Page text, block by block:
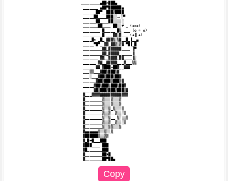
_________▄██✿███▄
_______ ▄██▀██████▄
______██▀__███▒████
_____██____███░░ٮ░▀
______██____██░░░░░
_______██____ ██░░♥ _ (❀✿❀)
________ █_____ █▒ ___ (✿ ☼ ✿)
_________█ ___▓▓░▓___ (❀▐ ❀)
____█❀ _█_ ▓▓▓▒░▒▓__█_▐__▄
_____▀█▀_ ▓▓_▓▓▒░▒▓ ▀█▐_█
_________▓▓_▓▓▓▓▓▓____ ▐▀
_________▓▓_▓▓▓▓▓______▐
_______ ▓▓__▓▓▓▓_▓▓____▐░
______ ▓▓__▓▓▓▓▓___▓___▒▒
_____ ▓▓_▓███❋██▓__▓▓▓
___▒▒___▓██▒███▒▓
___░___▓██▒███▒██▓
______▓██▒███▒███▒▓
_____▓██▒███▒███▒██▓
_____▓█▒███▒███▒███▒▓
▓___▓▓▓▓▓▓▓▓▓▓▓▓▓▓▓▓▓
▓________▒░░░▒░░░▒
▓________▒░░░▒░░░▒
▓________▒░░▒_▒░░░▒
▓________▒░░▒__▒░░░▒
▓________▒░░▒__ ▒░░░▒
▓________▒░░▒__▒░░░▒
▓________▒░░▒▒░░░▒
▓▄▄▄▄▄▄▒░░▒░░▒
▓██████▒░░▒▒
▓_█❤█___███
▓███____ ███
▓█_______███
▓________██❥█
▓________██▀██▄